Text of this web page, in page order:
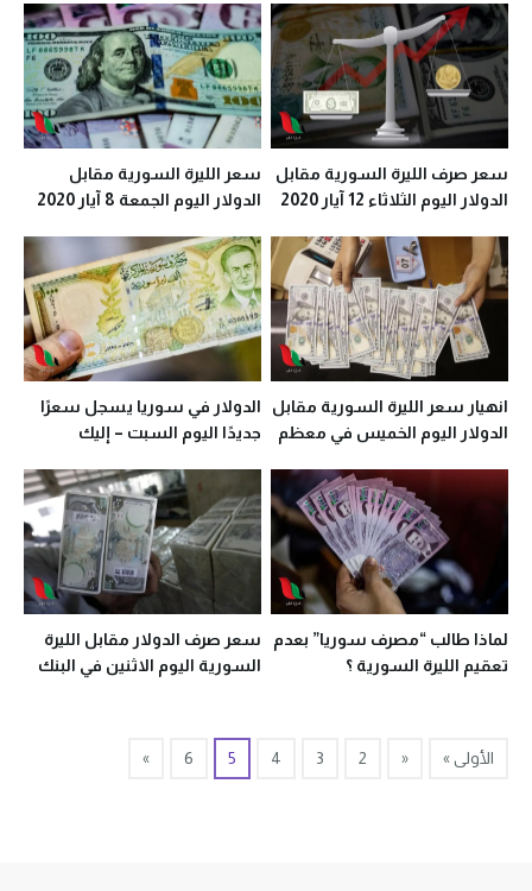
معظم المحافظات
سعر صرف الليرة السورية مقابل
الدولار اليوم الثلاثاء 12 آيار 2020
سعر الليرة السورية مقابل
الدولار اليوم الجمعة 8 آيار 2020
انهيار سعر الليرة السورية مقابل
الدولار اليوم الخميس في معظم
الدولار في سوريا يسجل سعرًا
جديدًا اليوم السبت – إليك
لماذا طالب “مصرف سوريا” بعدم
تعقيم الليرة السورية ؟
سعر صرف الدولار مقابل الليرة
السورية اليوم الاثنين في البنك
الأولى » «
2
3
4
5
6
»